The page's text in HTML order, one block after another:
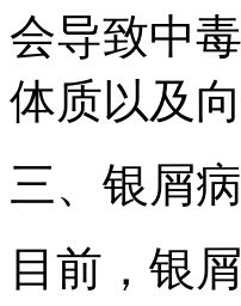
会导致中
体质以及
三、银屑
目前，银